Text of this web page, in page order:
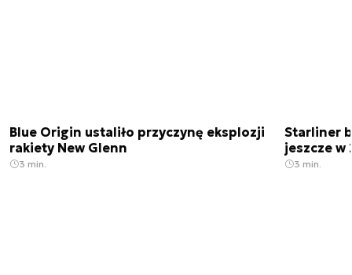
Blue Origin ustaliło przyczynę eksplozji
rakiety New Glenn
3 min.
Starliner
jeszcze w
3 min.